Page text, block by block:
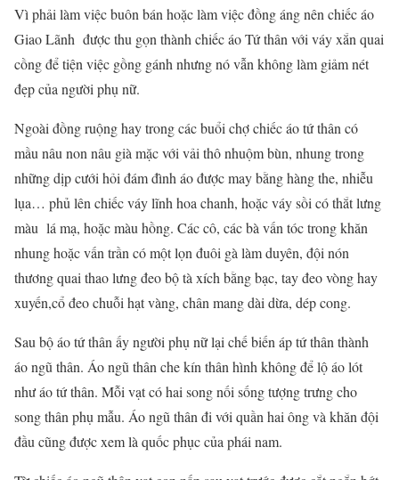
Vì phải làm việc buôn bán hoặc làm việc đồng áng nên chiếc áo
Giao Lãnh được thu gọn thành chiếc áo Tứ thân với váy xắn quai
cồng để tiện việc gồng gánh nhưng nó vẫn không làm giảm nét
đẹp của người phụ nữ.
Ngoài đồng ruộng hay trong các buổi chợ chiếc áo tứ thân có
mầu nâu non nâu già mặc với vải thô nhuộm bùn, nhung trong
những dịp cưới hỏi đám đình áo được may bằng hàng the, nhiễu
lụa… phủ lên chiếc váy lĩnh hoa chanh, hoặc váy sồi có thắt lưng
màu lá mạ, hoặc màu hồng. Các cô, các bà vấn tóc trong khăn
nhung hoặc vấn trần có một lọn đuôi gà làm duyên, đội nón
thương quai thao lưng đeo bộ tà xích bằng bạc, tay đeo vòng hay
xuyến,cổ đeo chuỗi hạt vàng, chân mang dài dừa, dép cong.
Sau bộ áo tứ thân ấy người phụ nữ lại chế biến áp tứ thân thành
áo ngũ thân. Áo ngũ thân che kín thân hình không để lộ áo lót
như áo tứ thân. Mỗi vạt có hai song nối sống tượng trưng cho
song thân phụ mẫu. Áo ngũ thân đi với quần hai ông và khăn đội
đầu cũng được xem là quốc phục của phái nam.